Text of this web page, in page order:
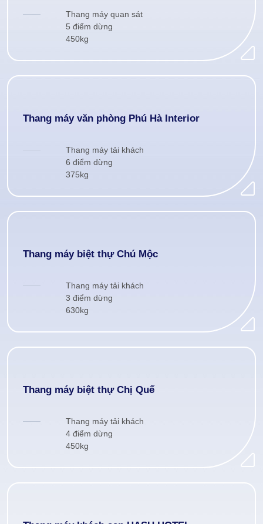
Thang máy quan sát
5 điểm dừng
450kg
Thang máy văn phòng Phú Hà Interior
Thang máy tải khách
6 điểm dừng
375kg
Thang máy biệt thự Chú Mộc
Thang máy tải khách
3 điểm dừng
630kg
Thang máy biệt thự Chị Quế
Thang máy tải khách
4 điểm dừng
450kg